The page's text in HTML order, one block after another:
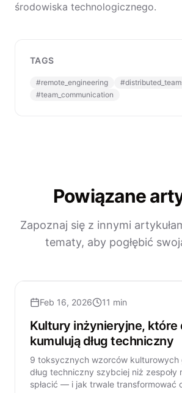
środowiska technologicznego.
TAGS
#remote_engineering #
#team_communication
Powiązane
Zapoznaj się z innymi
tematy, aby pogłębić
Feb 16, 2026 11 min
Kultury inżynieryjne, które
kumulują dług techniczny
9 toksycznych wzorców kulturowych
dług techniczny szybciej niż zespoły
spłacić — i jak trwale transformować